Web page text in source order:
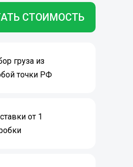
СТОИМОСТЬ
груза из
точки РФ
от 1